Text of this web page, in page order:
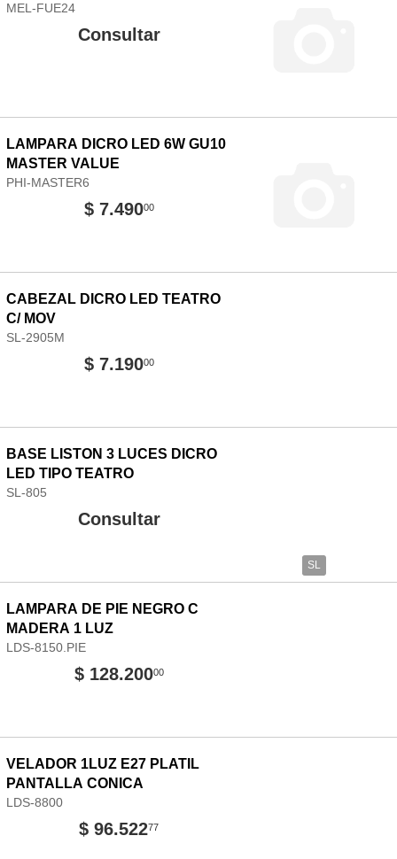
MEL-FUE24
Consultar
LAMPARA DICRO LED 6W GU10
MASTER VALUE
PHI-MASTER6
$ 7.49000
CABEZAL DICRO LED TEATRO
C/ MOV
SL-2905M
$ 7.19000
SL
BASE LISTON 3 LUCES DICRO
LED TIPO TEATRO
SL-805
Consultar
LAMPARA DE PIE NEGRO C
MADERA 1 LUZ
LDS-8150.PIE
$ 128.20000
VELADOR 1LUZ E27 PLATIL
PANTALLA CONICA
LDS-8800
$ 96.52277